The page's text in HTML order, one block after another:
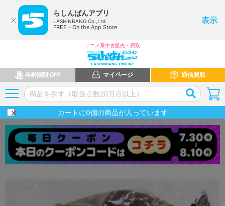
らしんばんアプリ
LASHINBANG Co.,Ltd.
FREE - On the App Store
表示
アニメ系中古販売・買取
年齢認証OFF マイページ 通信買取
カートに0個の商品が入っています